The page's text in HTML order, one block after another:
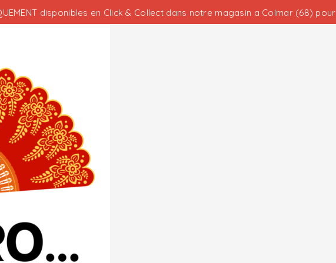
disponibles en Click & Collect dans notre magasin a Colmar (68)